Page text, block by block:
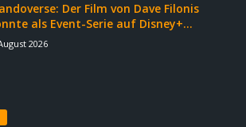
Der Film von Dave Filonis
als Event-Serie auf Disney+...
2026